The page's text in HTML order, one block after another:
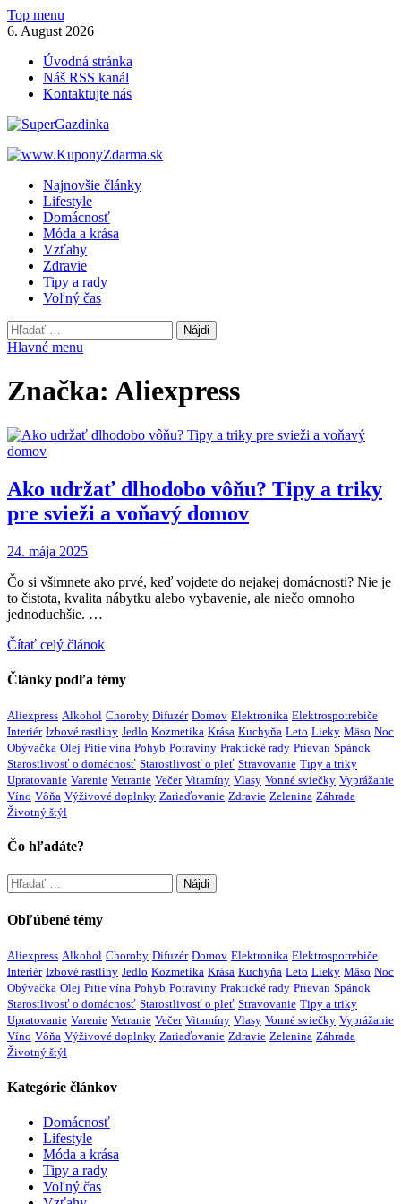
Skip
to
Top menu
6. August 2026
Úvodná stránka
Náš RSS kanál
Kontaktujte nás
SuperGazdinka.sk
Lifestylový magazín pre ženy
Najnovšie články
Lifestyle
Domácnosť
Móda a krása
Vzťahy
Zdravie
Tipy a rady
Voľný čas
Hľadať:
Hlavné menu
Značka: Aliexpress
Ako udržať dlhodobo vôňu? Tipy a triky
pre svieži a voňavý domov
24. mája 2025
Čo si všimnete ako prvé, keď vojdete do nejakej domácnosti? Nie je
to čistota, kvalita nábytku alebo vybavenie, ale niečo omnoho
jednoduchšie. …
Čítať celý článok
Články podľa témy
Aliexpress Alkohol Choroby Difuzér Domov Elektronika Elektrospotrebiče
Interiér Izbové rastliny Jedlo Kozmetika Krása Kuchyňa Leto Lieky Mäso Noc
Obývačka Olej Pitie vína Pohyb Potraviny Praktické rady Prievan Spánok
Starostlivosť o domácnosť Starostlivosť o pleť Stravovanie Tipy a triky
Upratovanie Varenie Vetranie Večer Vitamíny Vlasy Vonné sviečky Vyprážanie
Víno Vôňa Výživové doplnky Zariaďovanie Zdravie Zelenina Záhrada
Životný štýl
Čo hľadáte?
Hľadať:
Obľúbené témy
Aliexpress Alkohol Choroby Difuzér Domov Elektronika Elektrospotrebiče
Interiér Izbové rastliny Jedlo Kozmetika Krása Kuchyňa Leto Lieky Mäso Noc
Obývačka Olej Pitie vína Pohyb Potraviny Praktické rady Prievan Spánok
Starostlivosť o domácnosť Starostlivosť o pleť Stravovanie Tipy a triky
Upratovanie Varenie Vetranie Večer Vitamíny Vlasy Vonné sviečky Vyprážanie
Víno Vôňa Výživové doplnky Zariaďovanie Zdravie Zelenina Záhrada
Životný štýl
Kategórie článkov
Domácnosť
Lifestyle
Móda a krása
Tipy a rady
Voľný čas